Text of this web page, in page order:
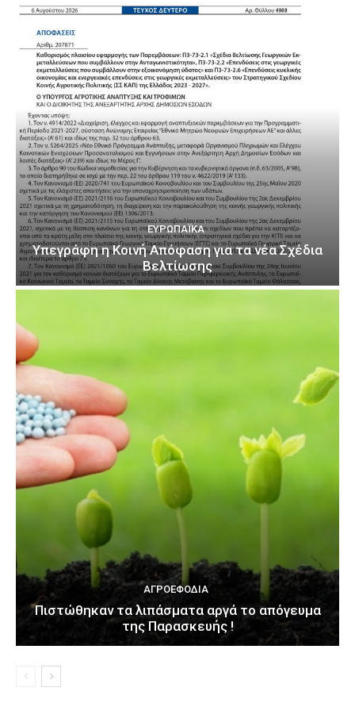
ΕΥΡΩΠΑΪΚΆ
Υπεγράφη η Κοινή Απόφαση για τα νέα Σχέδια
Βελτίωσης
ΑΓΡΟΕΦΌΔΙΑ
Πιστώθηκαν τα λιπάσματα αργά το απόγευμα
της Παρασκευής !